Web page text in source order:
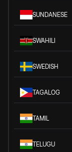
SUNDANESE
SWAHILI
SWEDISH
TAGALOG
TAMIL
TELUGU